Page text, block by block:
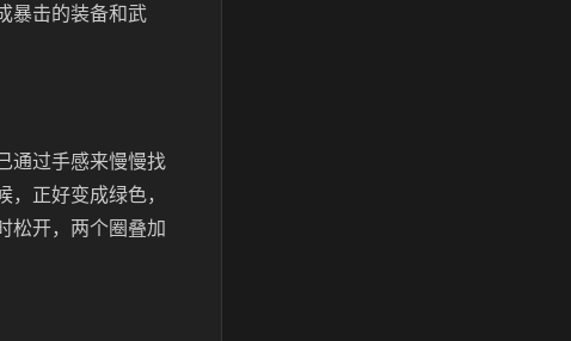
暴击的装备和武
通过手感来慢慢找
正好变成绿色，
松开，两个圈叠加